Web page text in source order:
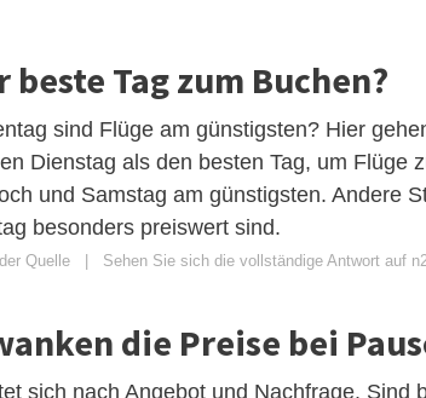
beste Tag zum Buchen?
sind Flüge am günstigsten? Hier
Dienstag als den besten Tag, um Flüge
und Samstag am günstigsten. Andere
besonders preiswert sind.
Quelle Sehen Sie sich die vollständige Antwort auf
die Preise bei
sich nach Angebot und Nachfrage. Sind